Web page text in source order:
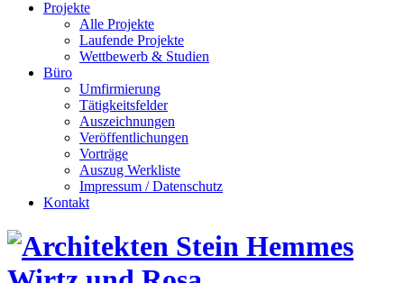
Projekte
Alle Projekte
Laufende Projekte
Wettbewerb & Studien
Büro
Umfirmierung
Tätigkeitsfelder
Auszeichnungen
Veröffentlichungen
Vorträge
Auszug Werkliste
Impressum / Datenschutz
Kontakt